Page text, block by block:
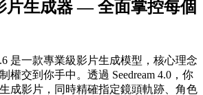
片生成器 — 全面掌控每個
是一款專業級影片生成模型，核心理念
權交到你手中。透過 Seedream 4.0，你
成影片，同時精確指定鏡頭軌跡、角色